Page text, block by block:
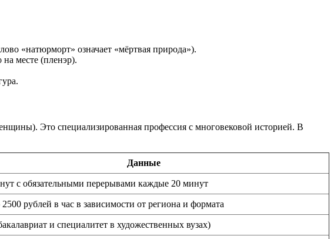
«натюрморт» означает «мёртвая природа»).
месте (пленэр).
Это специализированная профессия с многовековой историей. В
Данные
с обязательными перерывами каждые 20 минут
2500 рублей в час в зависимости от региона и формата
и специалитет в художественных вузах)